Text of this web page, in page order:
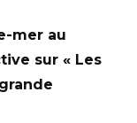
mer au
sur « Les